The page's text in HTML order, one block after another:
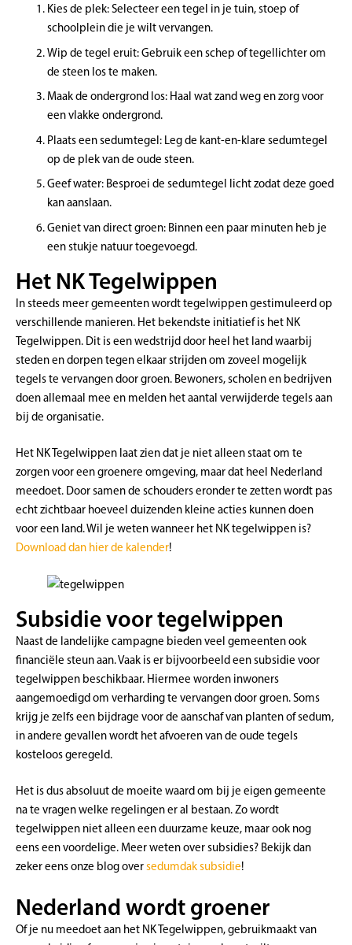
Kies de plek: Selecteer een tegel in je tuin, stoep of
schoolplein die je wilt vervangen.
Wip de tegel eruit: Gebruik een schep of tegellichter om
de steen los te maken.
Maak de ondergrond los: Haal wat zand weg en zorg voor
een vlakke ondergrond.
Plaats een sedumtegel: Leg de kant-en-klare sedumtegel
op de plek van de oude steen.
Geef water: Besproei de sedumtegel licht zodat deze goed
kan aanslaan.
Geniet van direct groen: Binnen een paar minuten heb je
een stukje natuur toegevoegd.
Het NK Tegelwippen
In steeds meer gemeenten wordt tegelwippen gestimuleerd op
verschillende manieren. Het bekendste initiatief is het NK
Tegelwippen. Dit is een wedstrijd door heel het land waarbij
steden en dorpen tegen elkaar strijden om zoveel mogelijk
tegels te vervangen door groen. Bewoners, scholen en bedrijven
doen allemaal mee en melden het aantal verwijderde tegels aan
bij de organisatie.
Het NK Tegelwippen laat zien dat je niet alleen staat om te
zorgen voor een groenere omgeving, maar dat heel Nederland
meedoet. Door samen de schouders eronder te zetten wordt pas
echt zichtbaar hoeveel duizenden kleine acties kunnen doen
voor een land. Wil je weten wanneer het NK tegelwippen is?
Download dan hier de kalender!
Subsidie voor tegelwippen
Naast de landelijke campagne bieden veel gemeenten ook
financiële steun aan. Vaak is er bijvoorbeeld een subsidie voor
tegelwippen beschikbaar. Hiermee worden inwoners
aangemoedigd om verharding te vervangen door groen. Soms
krijg je zelfs een bijdrage voor de aanschaf van planten of sedum,
in andere gevallen wordt het afvoeren van de oude tegels
kosteloos geregeld.
Het is dus absoluut de moeite waard om bij je eigen gemeente
na te vragen welke regelingen er al bestaan. Zo wordt
tegelwippen niet alleen een duurzame keuze, maar ook nog
eens een voordelige. Meer weten over subsidies? Bekijk dan
zeker eens onze blog oversedumdak subsidie!
Nederland wordt groener
Of je nu meedoet aan het NK Tegelwippen, gebruikmaakt van